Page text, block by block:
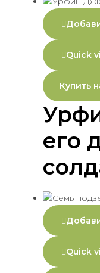
Quick
Купить
его
Quick